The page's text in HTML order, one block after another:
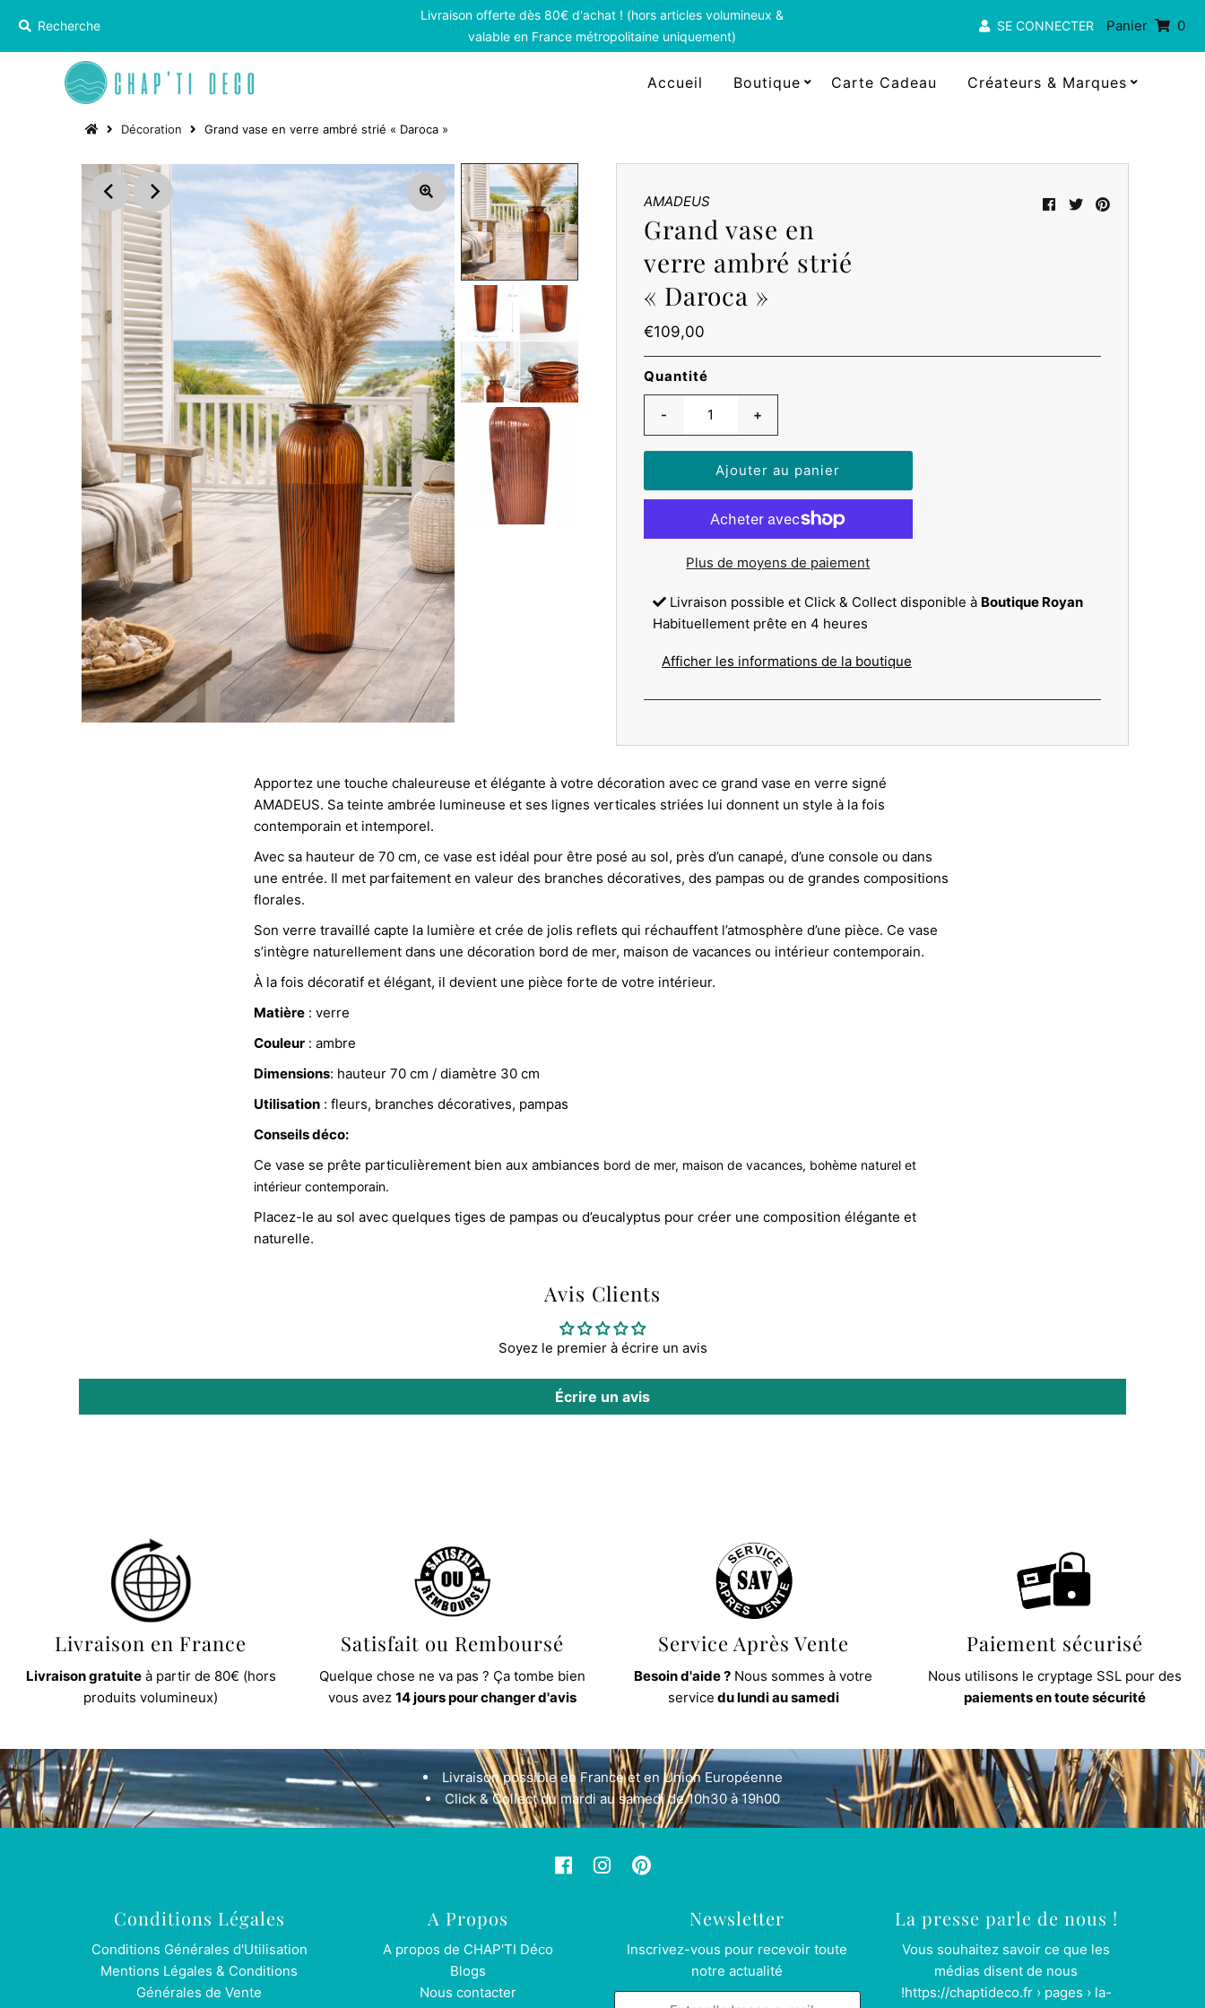
Livraison offerte dès 80€ d'achat ! (hors articles volumineux &
valable en France métropolitaine uniquement)
SE CONNECTER Panier 0
Accueil Boutique Carte Cadeau Créateurs & Marques
Décoration Grand vase en verre ambré strié « Daroca »
AMADEUS
Grand vase en
verre ambré strié
« Daroca »
Prix
ordinaire
€109,00
Quantité
- +
Plus de moyens de paiement
Livraison possible et Click & Collect disponible à Boutique Royan
Habituellement prête en 4 heures
Afficher les informations de la boutique
Apportez une touche chaleureuse et élégante à votre décoration avec ce grand vase en verre signé
AMADEUS. Sa teinte ambrée lumineuse et ses lignes verticales striées lui donnent un style à la fois
contemporain et intemporel.
Avec sa hauteur de 70 cm, ce vase est idéal pour être posé au sol, près d’un canapé, d’une console ou dans
une entrée. Il met parfaitement en valeur des branches décoratives, des pampas ou de grandes compositions
florales.
Son verre travaillé capte la lumière et crée de jolis reflets qui réchauffent l’atmosphère d’une pièce. Ce vase
s’intègre naturellement dans une décoration bord de mer, maison de vacances ou intérieur contemporain.
À la fois décoratif et élégant, il devient une pièce forte de votre intérieur.
Matière : verre
Couleur : ambre
Dimensions: hauteur 70 cm / diamètre 30 cm
Utilisation : fleurs, branches décoratives, pampas
Conseils déco:
Ce vase se prête particulièrement bien aux ambiances bord de mer, maison de vacances, bohème naturel et
intérieur contemporain.
Placez-le au sol avec quelques tiges de pampas ou d’eucalyptus pour créer une composition élégante et
naturelle.
Avis Clients
Soyez le premier à écrire un avis
Écrire un avis
Livraison en France
Livraison gratuiteà partir de 80€ (hors
produits volumineux)
Satisfait ou Remboursé
Quelque chose ne va pas ? Ça tombe bien
vous avez 14 jours pour changer d'avis
Service Après Vente
Besoin d'aide ? Nous sommes à votre
service du lundi au samedi
Paiement sécurisé
Nous utilisons le cryptage SSL pour des
paiements en toute sécurité
Livraison possible en France et en Union Européenne
Click & Collect du mardi au samedi de 10h30 à 19h00
Conditions Légales
Conditions Générales d'Utilisation
Mentions Légales & Conditions
Générales de Vente
A Propos
A propos de CHAP'TI Déco
Blogs
Nous contacter
Newsletter
Inscrivez-vous pour recevoir toute
notre actualité
La presse parle de nous !
Vous souhaitez savoir ce que les
médias disent de nous
!https://chaptideco.fr › pages › la-